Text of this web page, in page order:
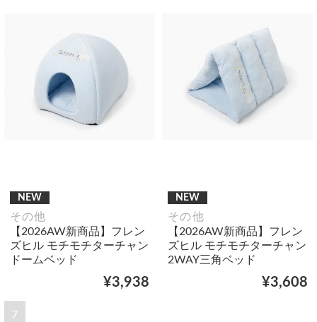
NEW
その他
【2026AW新商品】フレン
ズヒル モチモチターチャン
ドームベッド
¥3,938
NEW
その他
【2026AW新商品】フレン
ズヒル モチモチターチャン
2WAY三角ベッド
¥3,608
7